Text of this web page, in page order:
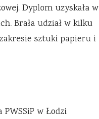
Dyplom uzyskała w
Brała udział w kilku
sztuki papieru i
w Łodzi